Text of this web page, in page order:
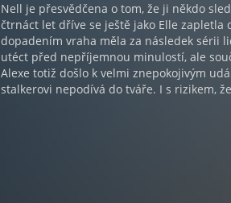
Nell je přesvědčena o tom, že ji někdo
čtrnáct let dříve se ještě jako Elle zapletla
dopadením vraha měla za následek sérii
utéct před nepříjemnou minulostí, ale
Alexe totiž došlo k velmi znepokojivým
stalkerovi nepodívá do tváře. I s rizikem,